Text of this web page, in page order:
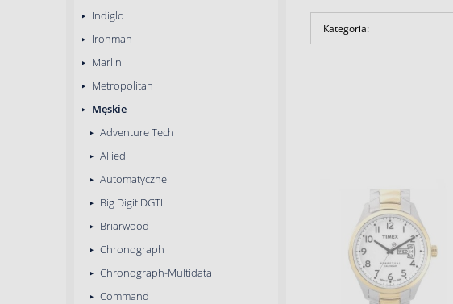
Indiglo
Ironman
Marlin
Metropolitan
Męskie
Adventure Tech
Allied
Automatyczne
Big Digit DGTL
Briarwood
Chronograph
Chronograph-Multidata
Command
Kategoria: